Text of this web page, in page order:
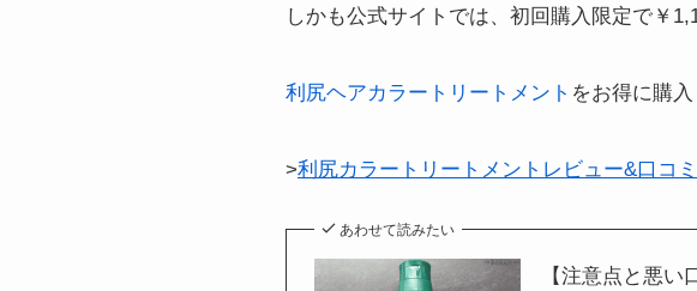
しかも公式サイトでは、初回購入限定で￥
利尻ヘアカラートリートメント をお得に購
>利尻カラートリートメントレビュー&口コミ
あわせて読みたい
【注意点と悪